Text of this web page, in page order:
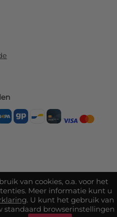
van cookies, o.a. voor het
Meer informatie kunt u
. U kunt het gebruik van
standaard browserinstellingen